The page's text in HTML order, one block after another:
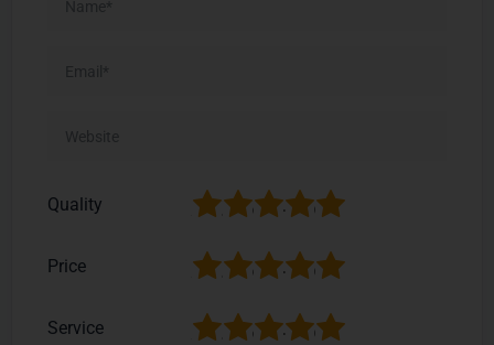
Quality 5
4
3
2
Price 5
4
3
2
Service 5
4
3
2